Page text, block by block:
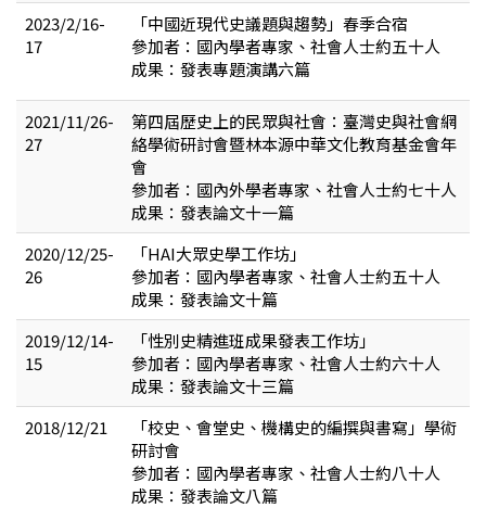
2023/2/16-
17
「中國近現代史議題與趨勢」 春季合宿
參加者：國內學者專家、社會人士約五十人
成果：發表專題演講六篇
2021/11/26-
27
第四屆歷史上的民眾與社會：臺灣史與社會網
絡學術研討會暨林本源中華文化教育基金會年
會
參加者：國內外學者專家、社會人士約七十人
成果：發表論文十一篇
2020/12/25-
26
「HAI大眾史學工作坊」
參加者：國內學者專家、社會人士約五十人
成果：發表論文十篇
2019/12/14-
15
「性別史精進班成果發表工作坊」
參加者：國內學者專家、社會人士約六十人
成果：發表論文十三篇
2018/12/21
「校史、會堂史、機構史的編撰與書寫」學術
研討會
參加者：國內學者專家、社會人士約八十人
成果：發表論文八篇